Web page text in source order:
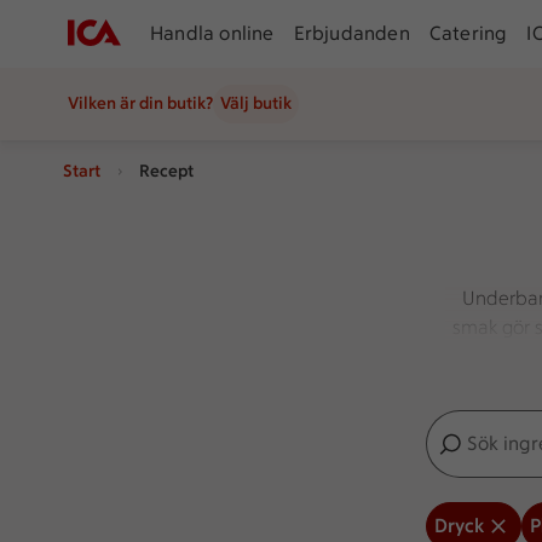
Handla online Erbjudanden Catering
Vilken är din butik? Välj butik
Start Recept
smak
Sök
Inga förslag
Dryck